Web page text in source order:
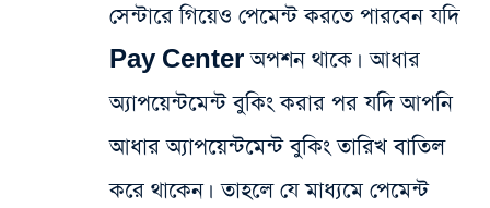
সেন্টারে গিয়েও পেমেন্ট করতে পারবেন যদি
Pay Center অপশন থাকে। আধার
অ্যাপয়েন্টমেন্ট বুকিং করার পর যদি আপনি
আধার অ্যাপয়েন্টমেন্ট বুকিং তারিখ বাতিল
করে থাকেন। তাহলে যে মাধ্যমে পেমেন্ট